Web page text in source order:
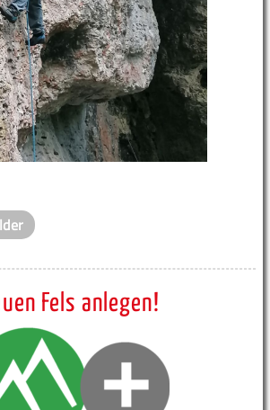
Fels anlegen!